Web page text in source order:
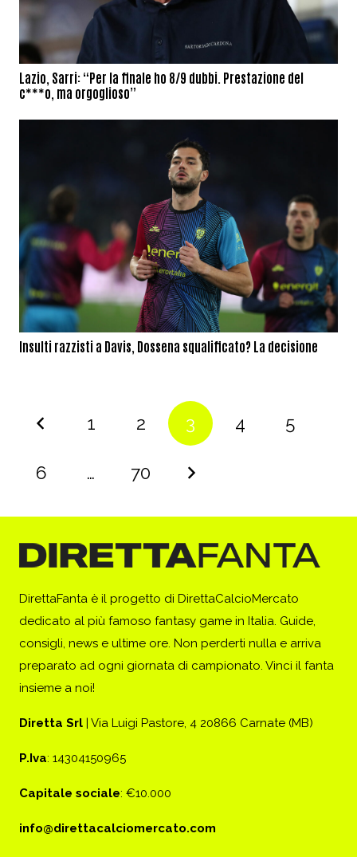
Lazio, Sarri: “Per la finale ho 8/9 dubbi. Prestazione del
c***o, ma orgoglioso”
Insulti razzisti a Davis, Dossena squalificato? La decisione
1 2 3 4 5
6 … 70
DirettaFanta è il progetto di DirettaCalcioMercato
dedicato al più famoso fantasy game in Italia. Guide,
consigli, news e ultime ore. Non perderti nulla e arriva
preparato ad ogni giornata di campionato. Vinci il fanta
insieme a noi!
Diretta Srl | Via Luigi Pastore, 4 20866 Carnate (MB)
P.Iva: 14304150965
Capitale sociale: €10.000
info@direttacalciomercato.com